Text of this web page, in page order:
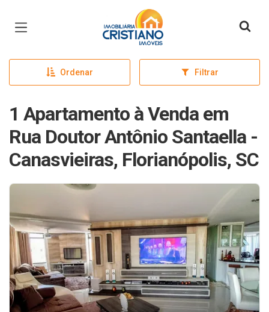
Página inicial
Ordenar Filtrar
1 Apartamento à Venda em
Rua Doutor Antônio Santaella -
Canasvieiras, Florianópolis, SC